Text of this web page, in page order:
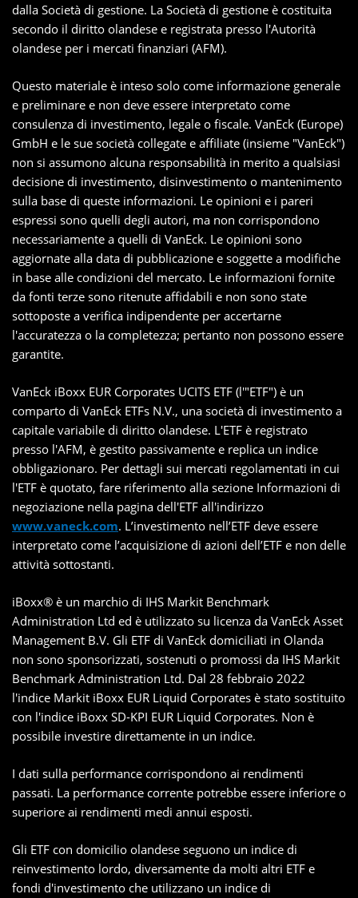
dalla Società di gestione. La Società di gestione è costituita
secondo il diritto olandese e registrata presso l'Autorità
olandese per i mercati finanziari (AFM).
Questo materiale è inteso solo come informazione generale
e preliminare e non deve essere interpretato come
consulenza di investimento, legale o fiscale. VanEck (Europe)
GmbH e le sue società collegate e affiliate (insieme "VanEck")
non si assumono alcuna responsabilità in merito a qualsiasi
decisione di investimento, disinvestimento o mantenimento
sulla base di queste informazioni. Le opinioni e i pareri
espressi sono quelli degli autori, ma non corrispondono
necessariamente a quelli di VanEck. Le opinioni sono
aggiornate alla data di pubblicazione e soggette a modifiche
in base alle condizioni del mercato. Le informazioni fornite
da fonti terze sono ritenute affidabili e non sono state
sottoposte a verifica indipendente per accertarne
l'accuratezza o la completezza; pertanto non possono essere
garantite.
VanEck iBoxx EUR Corporates UCITS ETF (l'"ETF") è un
comparto di VanEck ETFs N.V., una società di investimento a
capitale variabile di diritto olandese. L'ETF è registrato
presso l'AFM, è gestito passivamente e replica un indice
obbligazionaro. Per dettagli sui mercati regolamentati in cui
l'ETF è quotato, fare riferimento alla sezione Informazioni di
negoziazione nella pagina dell'ETF all'indirizzo
www.vaneck.com. L’investimento nell’ETF deve essere
interpretato come l’acquisizione di azioni dell’ETF e non delle
attività sottostanti.
iBoxx® è un marchio di IHS Markit Benchmark
Administration Ltd ed è utilizzato su licenza da VanEck Asset
Management B.V. Gli ETF di VanEck domiciliati in Olanda
non sono sponsorizzati, sostenuti o promossi da IHS Markit
Benchmark Administration Ltd. Dal 28 febbraio 2022
l'indice Markit iBoxx EUR Liquid Corporates è stato sostituito
con l'indice iBoxx SD-KPI EUR Liquid Corporates. Non è
possibile investire direttamente in un indice.
I dati sulla performance corrispondono ai rendimenti
passati. La performance corrente potrebbe essere inferiore o
superiore ai rendimenti medi annui esposti.
Gli ETF con domicilio olandese seguono un indice di
reinvestimento lordo, diversamente da molti altri ETF e
fondi d'investimento che utilizzano un indice di